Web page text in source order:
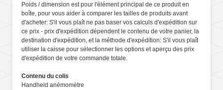
Poids / dimension est pour l'élément principal de ce produit en
boîte, pour vous aider à comparer les tailles de produits avant
d'acheter: S'il vous plaît ne pas baser vos calculs d'expédition sur
ce prix - prix d'expédition dépendent le contenu de votre panier, la
destination d'expédition, et la méthode d'expédition: S'il vous plaît
utiliser la caisse pour sélectionner les options et aperçu des prix
d'expédition de votre commande totale.
Contenu du colis
Handheld anémomètre